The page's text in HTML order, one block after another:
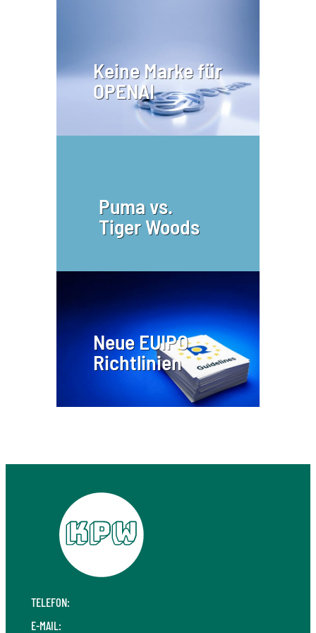
Keine Marke für
OPENAI
Puma vs.
Tiger Woods
Neue EUIPO
Richtlinien
TELEFON:
E-MAIL: